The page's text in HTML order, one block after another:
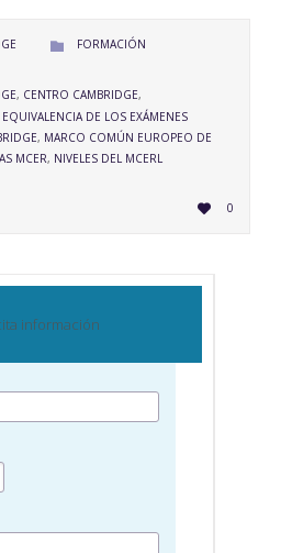
 CATEGORY
FORMACIÓN
, CENTRO CAMBRIDGE,
EQUIVALENCIA DE LOS EXÁMENES
, MARCO COMÚN EUROPEO DE
MCER, NIVELES DEL MCERL
 LOVE
IT0
información